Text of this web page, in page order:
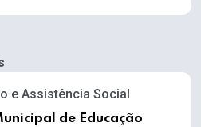
e Assistência Social
de Educação